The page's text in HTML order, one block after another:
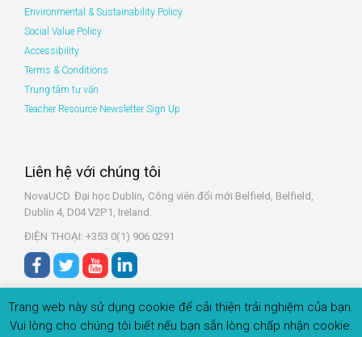
Environmental & Sustainability Policy
Social Value Policy
Accessibility
Terms & Conditions
Trung tâm tư vấn
Teacher Resource Newsletter Sign Up
Liên hệ với chúng tôi
NovaUCD. Đại học Dublin, Công viên đổi mới Belfield, Belfield,
Dublin 4, D04 V2P1, Ireland.
ĐIỆN THOẠI: +353 0(1) 906 0291
© 2022 Zeeko.ie Đã đăng kí Bản quyền.
Trang web này sử dụng cookie để cải thiện trải nghiệm của bạn.
Vui lòng cho chúng tôi biết nếu bạn sẵn lòng chấp nhận cookie.